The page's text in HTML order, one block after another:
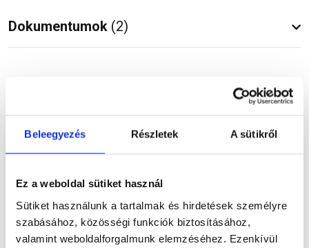
Beleegyezés Részletek A sütikről
Ez a weboldal sütiket használ
Sütiket használunk a tartalmak és hirdetések személyre
szabásához, közösségi funkciók biztosításához,
valamint weboldalforgalmunk elemzéséhez. Ezenkívül
Dokumentumok (2)
Kérdések és válaszok